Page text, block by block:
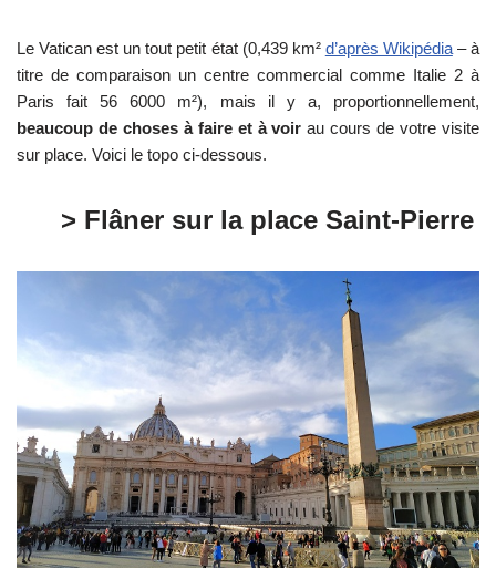
Le Vatican est un tout petit état (0,439 km² d’après Wikipédia– à
titre de comparaison un centre commercial comme Italie 2 à
Paris fait 56 6000 m²), mais il y a, proportionnellement,
beaucoup de choses à faire et à voir au cours de votre visite
sur place. Voici le topo ci-dessous.
> Flâner sur la place Saint-Pierre